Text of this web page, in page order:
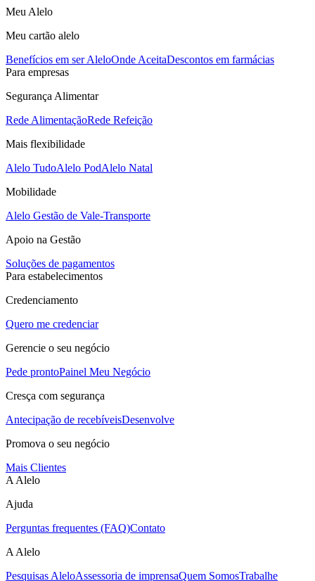
Meu Alelo
Meu cartão alelo
Benefícios em ser AleloOnde AceitaDescontos em farmácias
Para empresas
Segurança Alimentar
Rede AlimentaçãoRede Refeição
Mais flexibilidade
Alelo TudoAlelo PodAlelo Natal
Mobilidade
Alelo Gestão de Vale-Transporte
Apoio na Gestão
Soluções de pagamentos
Para estabelecimentos
Credenciamento
Quero me credenciar
Gerencie o seu negócio
Pede prontoPainel Meu Negócio
Cresça com segurança
Antecipação de recebíveisDesenvolve
Promova o seu negócio
Mais Clientes
A Alelo
Ajuda
Perguntas frequentes (FAQ)Contato
A Alelo
Pesquisas AleloAssessoria de imprensaQuem SomosTrabalhe